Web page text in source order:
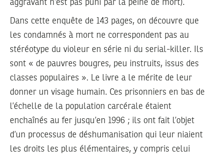
aggravant n’est pas puni par la peine de mort).
Dans cette enquête de 143 pages, on découvre que
les condamnés à mort ne correspondent pas au
stéréotype du violeur en série ni du serial-killer. Ils
sont « de pauvres bougres, peu instruits, issus des
classes populaires ». Le livre a le mérite de leur
donner un visage humain. Ces prisonniers en bas de
l’échelle de la population carcérale étaient
enchaînés au fer jusqu’en 1996 ; ils ont fait l’objet
d’un processus de déshumanisation qui leur niaient
les droits les plus élémentaires, y compris celui